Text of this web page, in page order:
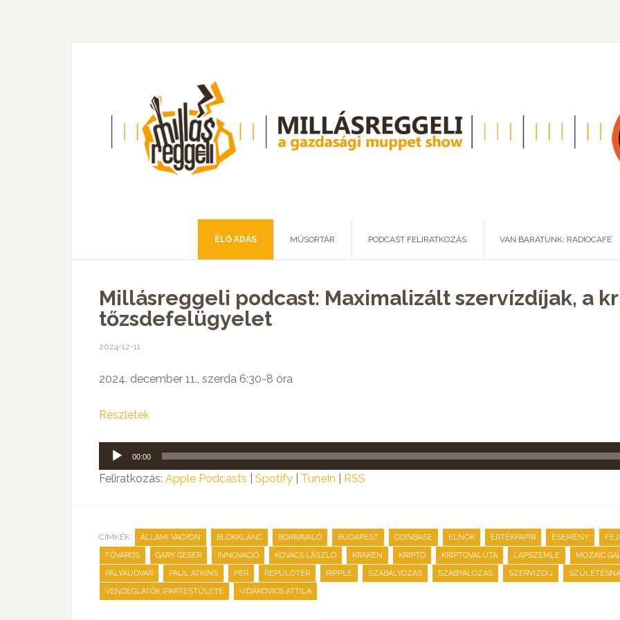
ÉLŐ ADÁS MŰSORTÁR PODCAST FELIRATKOZÁS VAN BARÁTUNK: RADIOCAFÉ
Millásreggeli podcast: Maximalizált szervízdíjak, a
tőzsdefelügyelet
2024-12-11
2024. december 11., szerda 6:30-8 óra
Részletek
Audió
lejátszó
00:00
Feliratkozás: Apple Podcasts Spotify TuneIn RSS
CÍMKÉK: ÁLLAMI VAGYON , BLOKKLÁNC , BORRAVALÓ , BUDAPEST , COINBASE , ELNÖK , ÉRTÉKPAPÍR , ESEMÉNY ,
FŐVÁROS , GARY GESER , INNOVÁCIÓ , KOVÁCS LÁSZLÓ , KRAKEN , KRIPTO , KRIPTOVALUTA , LAPSZEMLE , MOZAIC
PÁLYAUDVAR , PAUL ATKINS , PER , REPÜLŐTÉR , RIPPLE , SZABÁLYOZÁS , SZABYÁLOZÁS , SZERVIZDÍJ ,
VENDÉGLÁTÓK IPARTESTÜLETE , VIDÁKOVICS ATTILA